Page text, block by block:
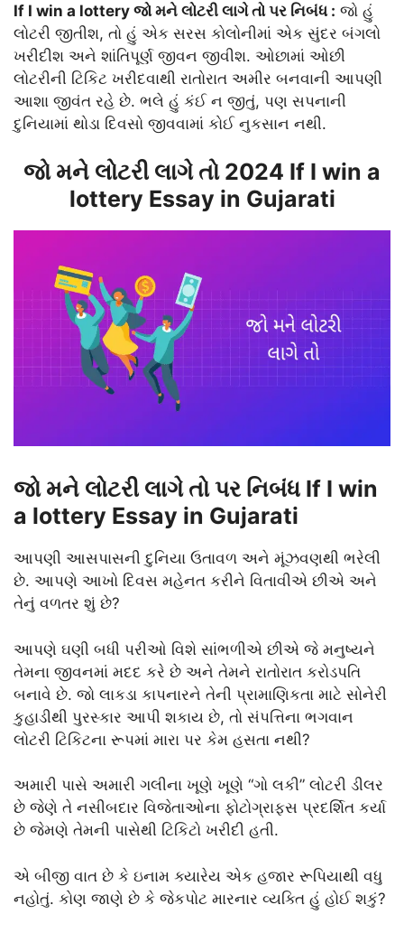
If I win a lottery જો મને લોટરી લાગે તો પર નિબંધ : જો હું
લોટરી જીતીશ, તો હું એક સરસ કોલોનીમાં એક સુંદર બંગલો
ખરીદીશ અને શાંતિપૂર્ણ જીવન જીવીશ. ઓછામાં ઓછી
લોટરીની ટિકિટ ખરીદવાથી રાતોરાત અમીર બનવાની આપણી
આશા જીવંત રહે છે. ભલે હું કંઈ ન જીતું, પણ સપનાની
દુનિયામાં થોડા દિવસો જીવવામાં કોઈ નુકસાન નથી.
જો મને લોટરી લાગે તો 2024 If I win a
lottery Essay in Gujarati
જો મને લોટરી લાગે તો પર નિબંધ If I win
a lottery Essay in Gujarati
આપણી આસપાસની દુનિયા ઉતાવળ અને મૂંઝવણથી ભરેલી
છે. આપણે આખો દિવસ મહેનત કરીને વિતાવીએ છીએ અને
તેનું વળતર શું છે?
આપણે ઘણી બધી પરીઓ વિશે સાંભળીએ છીએ જે મનુષ્યને
તેમના જીવનમાં મદદ કરે છે અને તેમને રાતોરાત કરોડપતિ
બનાવે છે. જો લાકડા કાપનારને તેની પ્રામાણિકતા માટે સોનેરી
કુહાડીથી પુરસ્કાર આપી શકાય છે, તો સંપત્તિના ભગવાન
લોટરી ટિકિટના રૂપમાં મારા પર કેમ હસતા નથી?
અમારી પાસે અમારી ગલીના ખૂણે ખૂણે “ગો લકી” લોટરી ડીલર
છે જેણે તે નસીબદાર વિજેતાઓના ફોટોગ્રાફ્સ પ્રદર્શિત કર્યા
છે જેમણે તેમની પાસેથી ટિકિટો ખરીદી હતી.
એ બીજી વાત છે કે ઇનામ ક્યારેય એક હજાર રૂપિયાથી વધુ
નહોતું. કોણ જાણે છે કે જેકપોટ મારનાર વ્યક્તિ હું હોઈ શકું?